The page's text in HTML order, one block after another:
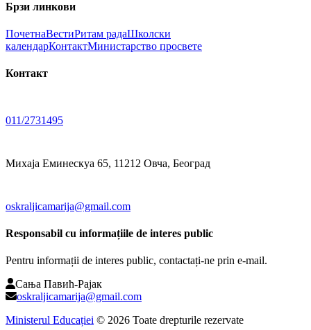
Брзи линкови
ПочетнаВестиРитам радаШколски
календарКонтактМинистарство просвете
Контакт
011/2731495
Михаја Еминескуа 65, 11212 Овча, Београд
oskraljicamarija@gmail.com
Responsabil cu informațiile de interes public
Pentru informații de interes public, contactați-ne prin e-mail.
Сања Павић-Рајак
oskraljicamarija@gmail.com
Ministerul Educației © 2026 Toate drepturile rezervate